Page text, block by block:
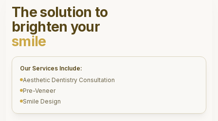
The solution to
brighten your
smile
Our Services Include:
Aesthetic Dentistry Consultation
Pre-Veneer
Smile Design